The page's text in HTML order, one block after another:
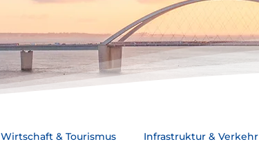
Wirtschaft & Tourismus Infrastruktur & Verkehr